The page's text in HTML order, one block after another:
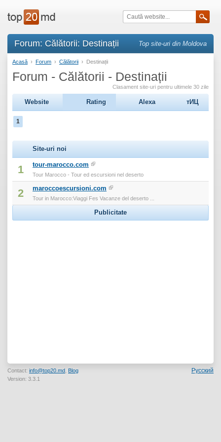
Forum: Călătorii: Destinații Top site-uri din Moldova
Acasă › Forum › Călătorii › Destinații
Forum - Călătorii - Destinații
Clasament site-uri pentru ultimele 30 zile
Website Rating Alexa тИЦ
1
Site-uri noi
1 tour-marocco.com
Tour Marocco - Tour ed escursioni nel deserto
2 maroccoescursioni.com
Tour in Marocco:Viaggi Fes Vacanze del deserto ...
Publicitate
Contact: info@top20.md Blog
Version: 3.3.1
Русский